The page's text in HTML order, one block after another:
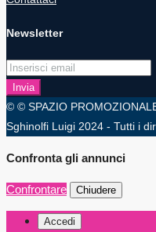
Newsletter
Invia
© © SPAZIO
Sghinolfi Luigi 2024 - Tutti i
Confronta gli annunci
Confrontare Chiudere
Accedi